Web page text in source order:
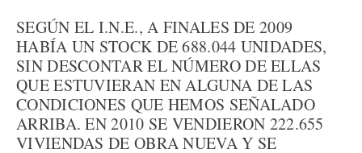
SEGÚN EL I.N.E., A FINALES DE 2009
HABÍA UN STOCK DE 688.044 UNIDADES,
SIN DESCONTAR EL NÚMERO DE ELLAS
QUE ESTUVIERAN EN ALGUNA DE LAS
CONDICIONES QUE HEMOS SEÑALADO
ARRIBA. EN 2010 SE VENDIERON 222.655
VIVIENDAS DE OBRA NUEVA Y SE